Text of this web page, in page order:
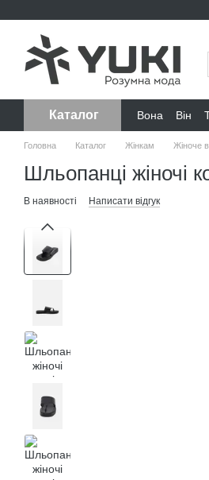
Каталог Вона Він
Головна Каталог Жінкам Жіноче
Шльопанці жіночі
В наявності Написати відгук